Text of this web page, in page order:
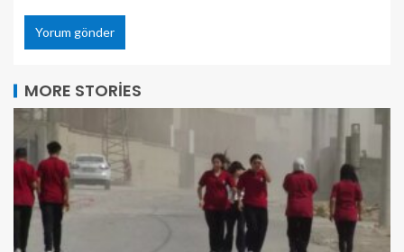
MORE STORIES